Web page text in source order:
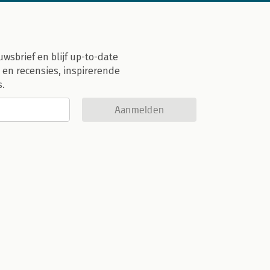
en blijf up-to-date
recensies, inspirerende
Aanmelden